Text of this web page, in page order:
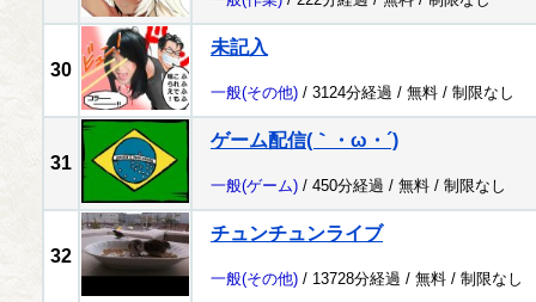
30
未記入
一般(その他) / 3124分経過 / 無料 / 制限なし
31
ゲーム配信(｀・ω・´)
一般(ゲーム) / 450分経過 / 無料 / 制限なし
32
チュンチュンライブ
一般(その他) / 13728分経過 / 無料 / 制限なし